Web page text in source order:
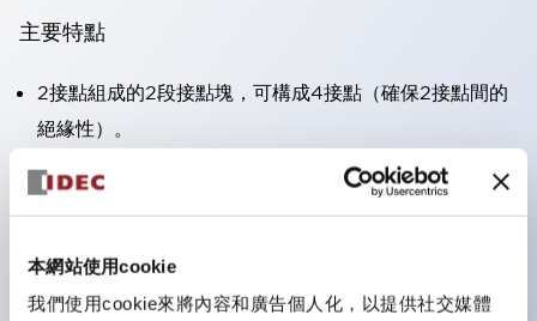
本網站使用cookie
我們使用cookie來將內容和廣告個人化，以提供社交媒體
主要特點
2接點組成的2段接點塊，可構成4接點（確保2接點間的
絕緣性）。
面板深度39.9mm（※11段接點塊）、59.9mm（※22段
接點塊）。可實現省空間設計。
防護結構